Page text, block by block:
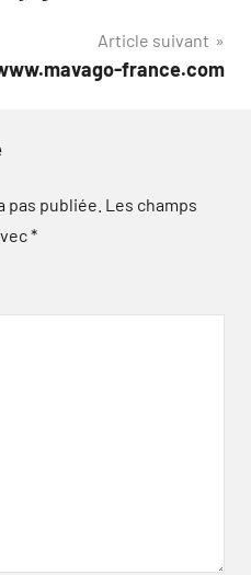
Article suivant
france.com
pas publiée. Les champs
*